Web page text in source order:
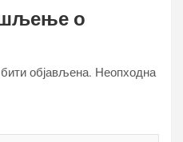
о
објављена. Неопходна